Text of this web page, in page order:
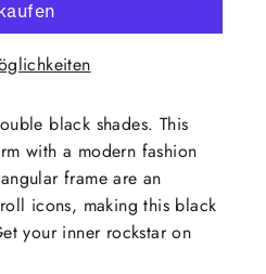
black shades. This
with a modern fashion
frame are an
icons, making this black
your inner rockstar on